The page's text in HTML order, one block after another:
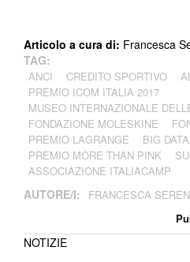
Articolo a cura di: Francesca
TAG:
ANCI CREDITO SPORTIVO
PREMIO ICOM ITALIA 2017
MUSEO INTERNAZIONALE
FONDAZIONE MOLESKINE
PREMIO LAGRANGE
BIG DATA
PREMIO MORE THAN PINK
ASSOCIAZIONE ITALIACAMP
AUTORE/I: FRANCESCA
NOTIZIE